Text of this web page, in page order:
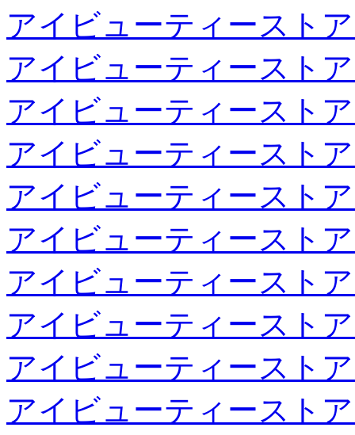
アイビューティースト
アイビューティースト
アイビューティースト
アイビューティースト
アイビューティースト
アイビューティースト
アイビューティースト
アイビューティースト
アイビューティースト
アイビューティースト